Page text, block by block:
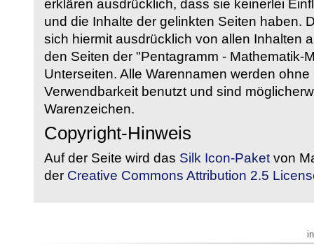
erklären ausdrücklich, dass sie keinerlei
und die Inhalte der gelinkten Seiten haben.
sich hiermit ausdrücklich von allen Inhalten
den Seiten der "Pentagramm - Mathematik-
Unterseiten. Alle Warennamen werden
Verwendbarkeit benutzt und sind
Warenzeichen.
Copyright-Hinweis
Auf der Seite wird das Silk Icon-Paket von
der Creative Commons Attribution 2.5